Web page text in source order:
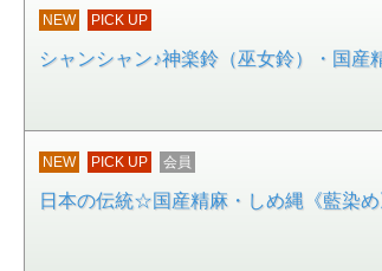
NEW PICK UP
シャンシャン♪神楽鈴（巫女鈴）・国
NEW PICK UP 会員
日本の伝統☆国産精麻・しめ縄《藍染